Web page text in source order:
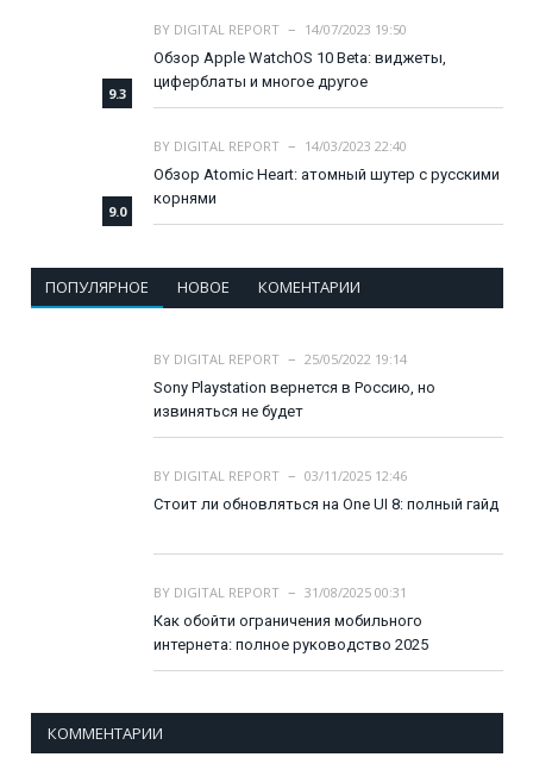
9.3
BY DIGITAL REPORT
14/07/2023 19:50
Обзор Apple WatchOS 10 Beta: виджеты,
циферблаты и многое другое
9.0
BY DIGITAL REPORT
14/03/2023 22:40
Обзор Atomic Heart: атомный шутер с русскими
корнями
ПОПУЛЯРНОЕ НОВОЕ КОМЕНТАРИИ
BY DIGITAL REPORT
25/05/2022 19:14
Sony Playstation вернется в Россию, но
извиняться не будет
BY DIGITAL REPORT
03/11/2025 12:46
Стоит ли обновляться на One UI 8: полный гайд
BY DIGITAL REPORT
31/08/2025 00:31
Как обойти ограничения мобильного
интернета: полное руководство 2025
КОММЕНТАРИИ